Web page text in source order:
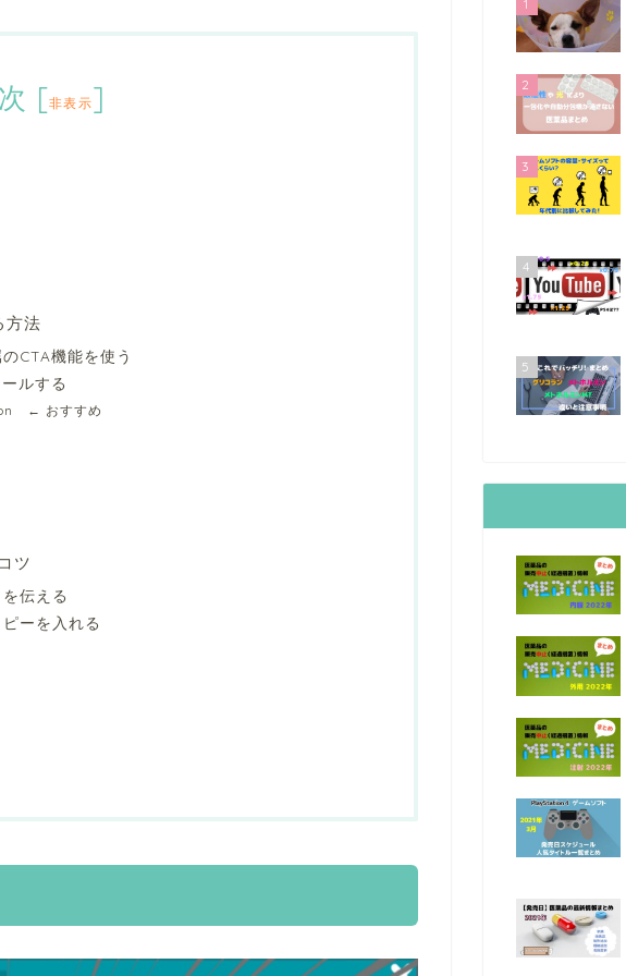
[非表示]
方法
CTA機能を使う
ルする
← おすすめ
ツ
伝える
ーを入れる
1
2
3
4
5